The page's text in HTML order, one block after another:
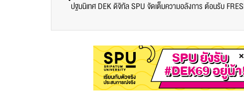
ปฐมนิเทศ DEK ดิจิทัล SPU จัดเต็มความอลังการ ต้อนรับ